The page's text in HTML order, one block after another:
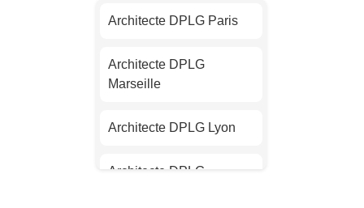
Architecte DPLG Paris
Architecte DPLG
Marseille
Architecte DPLG Lyon
Architecte DPLG